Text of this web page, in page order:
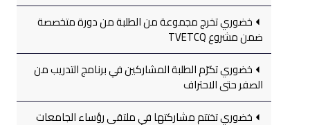
خضوري تخرج مجموعة من الطلبة من دورة متخصصة
ضمن مشروع TVETCQ
خضوري تكرّم الطلبة المشاركين في برنامج التدريب من
الصفر حتى الاحتراف
خضوري تختتم مشاركتها في ملتقى رؤساء الجامعات